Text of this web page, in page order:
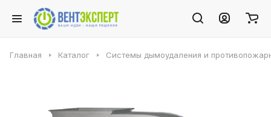
Главная Каталог Системы дымоудаления и